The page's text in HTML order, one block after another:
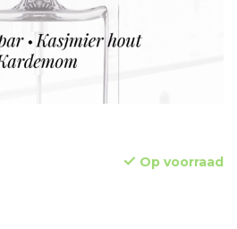
Op voorraad